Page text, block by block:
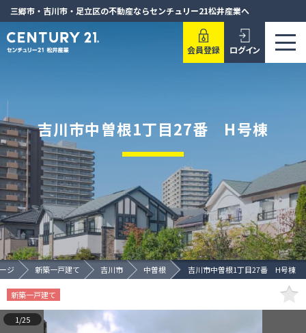
三郷市・吉川市・足立区の不動産ならセンチュリー21松井産業へ
会員登録 ログイン
ジ 新築一戸建て 吉川市 中曽根 吉川市中曽根1丁目27番 H号棟
新築一戸建て
吉川市中曽根1丁目27番 H号棟
1/25